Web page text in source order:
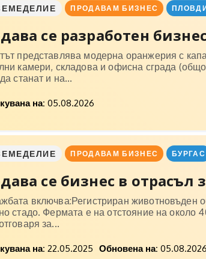
ПРОДАВАМ БИЗНЕС
се разработен
представлява модерна оранжерия с
камери, складова и офисна сграда
станат и на...
на: 05.08.2026
ПРОДАВАМ БИЗНЕС БУРГАС
се бизнес в отрасъл
включва:Регистриран животновъден
стадо. Фермата е на отстояние на около
за...
на: 22.05.2025 Обновена на: 05.08.2026